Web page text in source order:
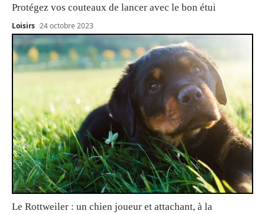
Protégez vos couteaux de lancer avec le bon étui
Loisirs 24 octobre 2023
Le Rottweiler : un chien joueur et attachant, à la